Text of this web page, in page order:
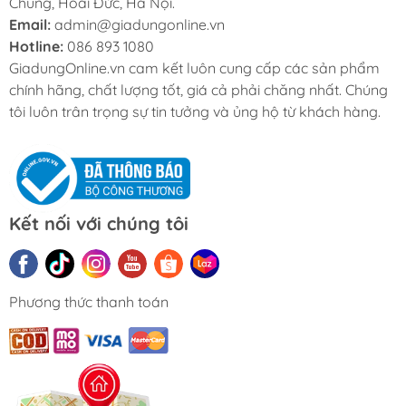
Email: admin@giadungonline.vn
Hotline: 086 893 1080
GiadungOnline.vn cam kết luôn cung cấp các sản phẩm
chính hãng, chất lượng tốt, giá cả phải chăng nhất. Chúng
tôi luôn trân trọng sự tin tưởng và ủng hộ từ khách hàng.
Kết nối với chúng tôi
Phương thức thanh toán